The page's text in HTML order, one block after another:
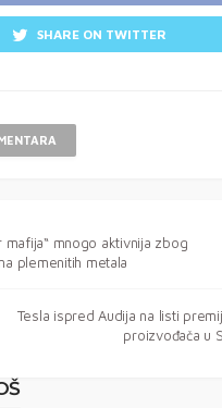
SHARE ON TWITTER
mafija“ mnogo aktivnija zbog
plemenitih metala
Tesla ispred Audija na listi
proizvođača u